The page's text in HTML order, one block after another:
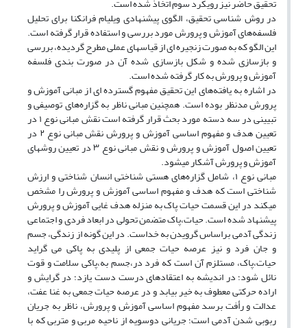
تحقیق حاضر نیز رویکرد سوم اتخاذ شده است.
در روش شناسی تحقیق، الگوی پیشنهادی ویلیام فرانکنا برای تحلیل
فلسفه‌های آموزش و پرورش مورد بررسی و استفاده قرار گرفته است.
این الگو که به صورت زنجیره ای از قیاسهای عملی مطرح گردیده، بررسی
و بازسازی شده و شکل بازسازی شده آن در صورت بندی فلسفه
آموزش و پرورش به کار گرفته شده است.
در اشاره به یافته‌های این تحقیق مفهوم گسترده ای از مبانی آموزش و
پرورش مدنظر بوده است. همچنین مبانی ناظر به گزاره‌های توصیفی و
تبیینی در سه دسته مورد بحث قرار گرفته است نقش مبانی نوع ۱ در
تعیین هدف و مفهوم اساسی آموزش و پرورش نقش مبانی نوع ۲ در
تعیین اصول آموزش و پرورش و نقش مبانی نوع ۳ در تعیین روشهای
آموزش و پرورش آشکار میشود.
مبانی نوع ۱، شامل گزاره‌های هستی شناختی انسان شناختی و ارزش
شناختی است که هدف و مفهوم اساسی آموزش و پرورش را مشخص
میکند در این قسمت حیات پاک به منزله هدف غایی آموزش و پرورش
پیشنهاد شده است. حیات،پاک متضمن تحولی در ابعاد فردی و اجتماعی
زندگی آدمی براساس گرویدن به خداست. در این گونه از زندگی، جسم
و جان فرد و نیز عرصه حیات جمعی از پلیدی به پاکی می گراید
حیات،پاک، مستلزم آن است که فرد در،جسم به،پاکی سلامت و قوت
نائل شود؛ در اندیشه به اعتقادهای درست دست یازد؛ در گرایش و
اراده حرکتی معطوف به خیر بیابد و در عرصه حیات جمعی به غنا عفت،
عدالت و رأفت برسد مفهوم اساسی آموزش و پرورش، ناظر به جریان
ربوبی شدن آدمی است؛ جریانی دوسویه از ناحیه مربی و متربی که با